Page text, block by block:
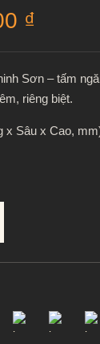
₫
Sơn – tấm
riêng biệt.
x Sâu x Cao,